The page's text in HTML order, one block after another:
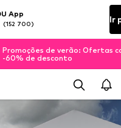
App
(152 700) Ir
Promoções de verão: Ofertas
-60% de desconto